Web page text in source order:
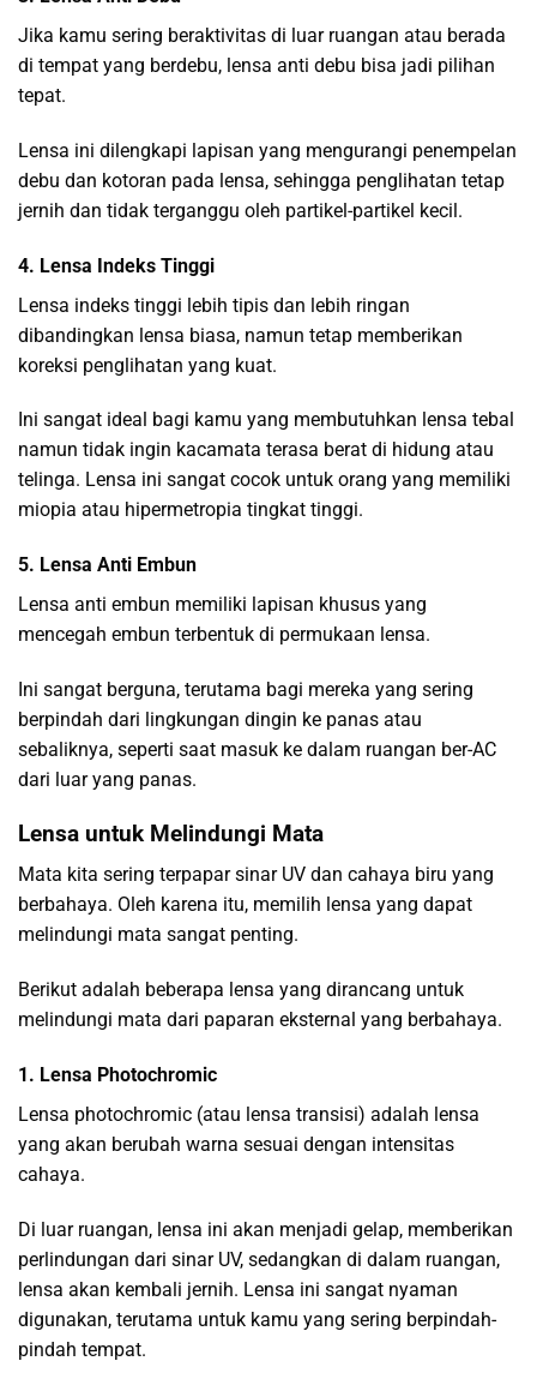
Jika kamu sering beraktivitas di luar ruangan atau berada
di tempat yang berdebu, lensa anti debu bisa jadi pilihan
tepat.
Lensa ini dilengkapi lapisan yang mengurangi penempelan
debu dan kotoran pada lensa, sehingga penglihatan tetap
jernih dan tidak terganggu oleh partikel-partikel kecil.
4. Lensa Indeks Tinggi
Lensa indeks tinggi lebih tipis dan lebih ringan
dibandingkan lensa biasa, namun tetap memberikan
koreksi penglihatan yang kuat.
Ini sangat ideal bagi kamu yang membutuhkan lensa tebal
namun tidak ingin kacamata terasa berat di hidung atau
telinga. Lensa ini sangat cocok untuk orang yang memiliki
miopia atau hipermetropia tingkat tinggi.
5. Lensa Anti Embun
Lensa anti embun memiliki lapisan khusus yang
mencegah embun terbentuk di permukaan lensa.
Ini sangat berguna, terutama bagi mereka yang sering
berpindah dari lingkungan dingin ke panas atau
sebaliknya, seperti saat masuk ke dalam ruangan ber-AC
dari luar yang panas.
Lensa untuk Melindungi Mata
Mata kita sering terpapar sinar UV dan cahaya biru yang
berbahaya. Oleh karena itu, memilih lensa yang dapat
melindungi mata sangat penting.
Berikut adalah beberapa lensa yang dirancang untuk
melindungi mata dari paparan eksternal yang berbahaya.
1. Lensa Photochromic
Lensa photochromic (atau lensa transisi) adalah lensa
yang akan berubah warna sesuai dengan intensitas
cahaya.
Di luar ruangan, lensa ini akan menjadi gelap, memberikan
perlindungan dari sinar UV, sedangkan di dalam ruangan,
lensa akan kembali jernih. Lensa ini sangat nyaman
digunakan, terutama untuk kamu yang sering berpindah-
pindah tempat.